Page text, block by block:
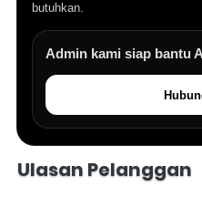
butuhkan.
Admin kami siap bantu
Ulasan Pelanggan